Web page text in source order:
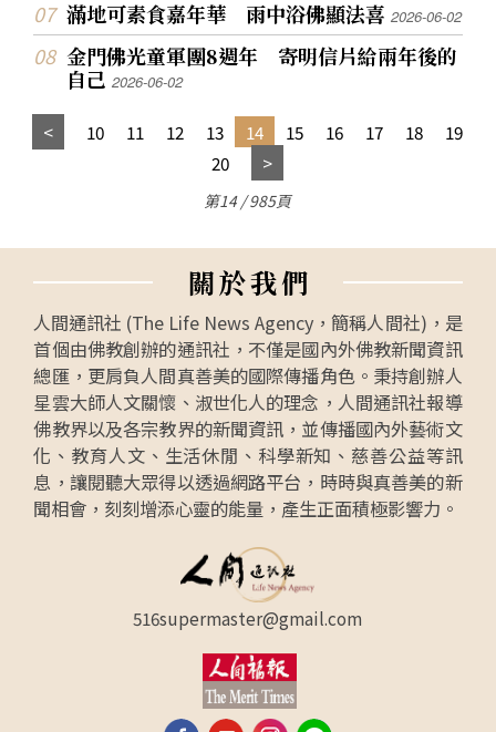
滿地可素食嘉年華 雨中浴佛顯法喜2026-06-02
金門佛光童軍團8週年 寄明信片給兩年後的
自己2026-06-02
10 11 12 13 14 15 16 17 18
19
20
第14 / 985頁
關於我們
人間通訊社 (The Life News Agency，簡稱人間社)，是
首個由佛教創辦的通訊社，不僅是國內外佛教新聞資訊
總匯，更肩負人間真善美的國際傳播角色。秉持創辦人
星雲大師人文關懷、淑世化人的理念，人間通訊社報導
佛教界以及各宗教界的新聞資訊，並傳播國內外藝術文
化、教育人文、生活休閒、科學新知、慈善公益等訊
息，讓閱聽大眾得以透過網路平台，時時與真善美的新
聞相會，刻刻增添心靈的能量，產生正面積極影響力。
516supermaster@gmail.com